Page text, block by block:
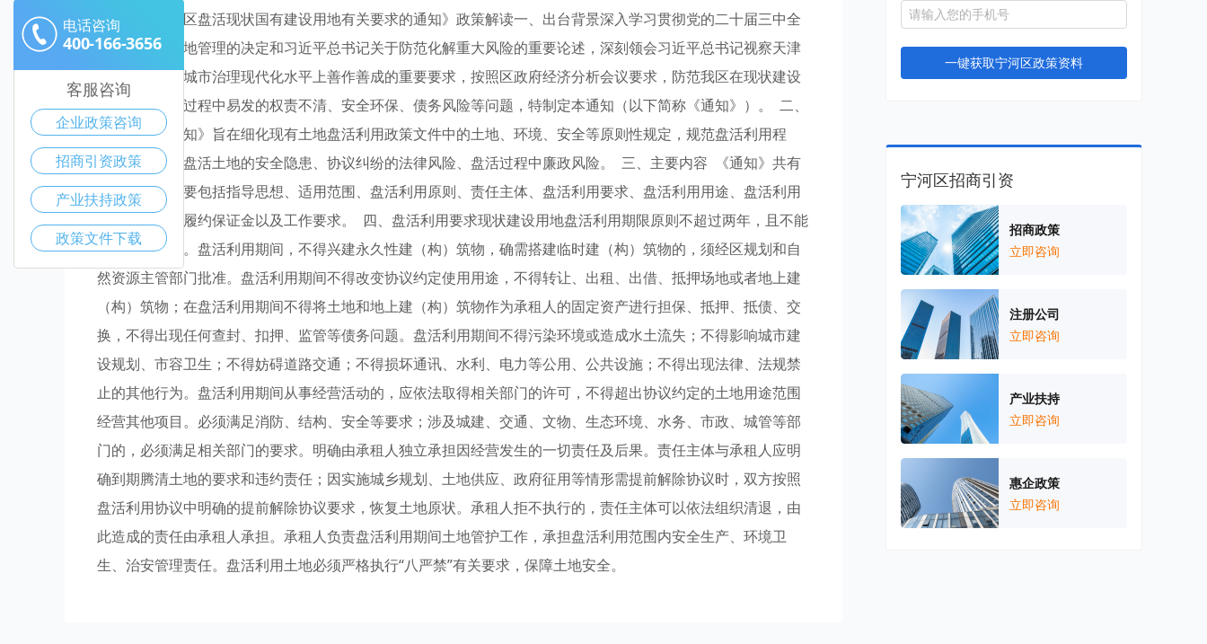
《关于明确我区盘活现状国有建设用地有关要求的通知》政策解读一、出台背景深入学习贯彻党的二十届三中全
会关于优化土地管理的决定和习近平总书记关于防范化解重大风险的重要论述，深刻领会习近平总书记视察天津
提出的在提升城市治理现代化水平上善作善成的重要要求，按照区政府经济分析会议要求，防范我区在现状建设
用地盘活利用过程中易发的权责不清、安全环保、债务风险等问题，特制定本通知（以下简称《通知》）。 二、
主要目标《通知》旨在细化现有土地盘活利用政策文件中的土地、环境、安全等原则性规定，规范盘活利用程
序，主要防范盘活土地的安全隐患、协议纠纷的法律风险、盘活过程中廉政风险。 三、主要内容 《通知》共有
九项内容。主要包括指导思想、适用范围、盘活利用原则、责任主体、盘活利用要求、盘活利用用途、盘活利用
程序、租金与履约保证金以及工作要求。 四、盘活利用要求现状建设用地盘活利用期限原则不超过两年，且不能
影响土地供应。盘活利用期间，不得兴建永久性建（构）筑物，确需搭建临时建（构）筑物的，须经区规划和自
然资源主管部门批准。盘活利用期间不得改变协议约定使用用途，不得转让、出租、出借、抵押场地或者地上建
（构）筑物；在盘活利用期间不得将土地和地上建（构）筑物作为承租人的固定资产进行担保、抵押、抵债、交
换，不得出现任何查封、扣押、监管等债务问题。盘活利用期间不得污染环境或造成水土流失；不得影响城市建
设规划、市容卫生；不得妨碍道路交通；不得损坏通讯、水利、电力等公用、公共设施；不得出现法律、法规禁
止的其他行为。盘活利用期间从事经营活动的，应依法取得相关部门的许可，不得超出协议约定的土地用途范围
经营其他项目。必须满足消防、结构、安全等要求；涉及城建、交通、文物、生态环境、水务、市政、城管等部
门的，必须满足相关部门的要求。明确由承租人独立承担因经营发生的一切责任及后果。责任主体与承租人应明
确到期腾清土地的要求和违约责任；因实施城乡规划、土地供应、政府征用等情形需提前解除协议时，双方按照
盘活利用协议中明确的提前解除协议要求，恢复土地原状。承租人拒不执行的，责任主体可以依法组织清退，由
此造成的责任由承租人承担。承租人负责盘活利用期间土地管护工作，承担盘活利用范围内安全生产、环境卫
生、治安管理责任。盘活利用土地必须严格执行“八严禁”有关要求，保障土地安全。
一键获取宁河区政策资料
宁河区招商引资
招商政策
立即咨询
注册公司
立即咨询
产业扶持
立即咨询
惠企政策
立即咨询
电话咨询
400-166-3656
客服咨询
企业政策咨询
招商引资政策
产业扶持政策
政策文件下载